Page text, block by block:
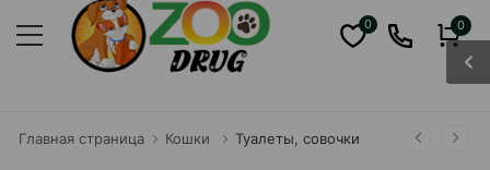
0 0
Главная страница Кошки Туалеты, совочки